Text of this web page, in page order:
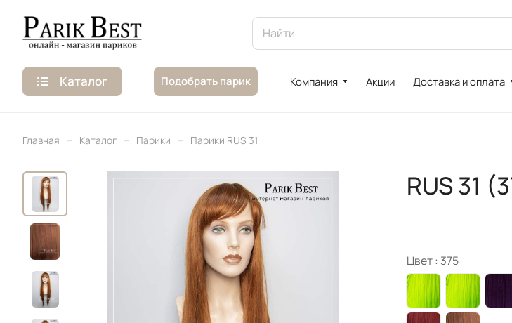
Каталог Подобрать парик Компания Акции Доставка и оплата
Главная – Каталог – Парики – Парики RUS 31
RUS 31
Цвет : 375